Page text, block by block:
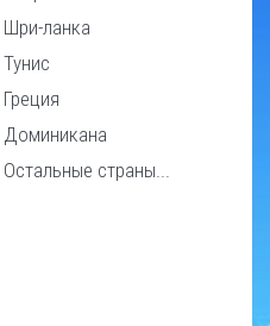
Шри-ланка
Тунис
Греция
Доминикана
Остальные страны...